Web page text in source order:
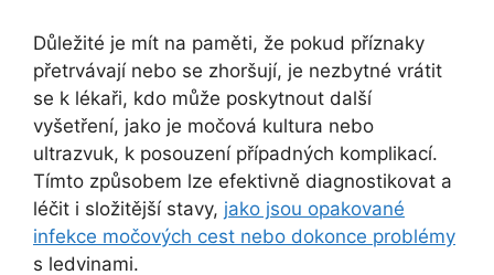
Důležité je mít na paměti, že pokud příznaky
přetrvávají nebo se zhoršují, je nezbytné vrátit
se k lékaři, kdo může poskytnout další
vyšetření, jako je močová kultura nebo
ultrazvuk, k posouzení případných komplikací.
Tímto způsobem lze efektivně diagnostikovat a
léčit i složitější stavy, jako jsou opakované
infekce močových cest nebo dokonce problémy
s ledvinami.